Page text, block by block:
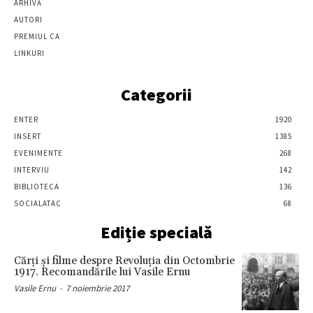
ARHIVĂ
AUTORI
PREMIUL CA
LINKURI
Categorii
ENTER
1920
INSERT
1385
EVENIMENTE
268
INTERVIU
142
BIBLIOTECA
136
SOCIALATAC
68
Ediție specială
Cărţi şi filme despre Revoluţia din Octombrie
1917. Recomandările lui Vasile Ernu
Vasile Ernu - 7 noiembrie 2017